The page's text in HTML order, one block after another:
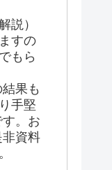
説）
すの
もら
果も
手堅
。お
非資料